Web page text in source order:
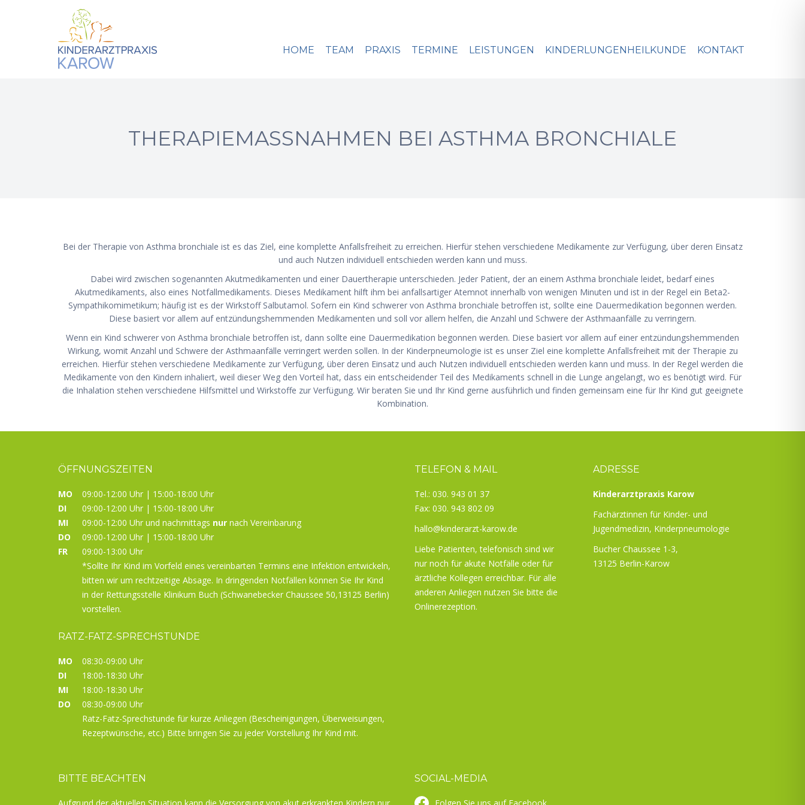
HOME TEAM PRAXIS TERMINE LEISTUNGEN KINDERLUNGENHEILKUNDE KONTAKT
THERAPIEMASSNAHMEN BEI ASTHMA BRONCHIALE
Bei der Therapie von Asthma bronchiale ist es das Ziel, eine komplette Anfallsfreiheit zu erreichen. Hierfür stehen verschiedene Medikamente zur Verfügung, über deren Einsatz
und auch Nutzen individuell entschieden werden kann und muss.
Dabei wird zwischen sogenannten Akutmedikamenten und einer Dauertherapie unterschieden. Jeder Patient, der an einem Asthma bronchiale leidet, bedarf eines
Akutmedikaments, also eines Notfallmedikaments. Dieses Medikament hilft ihm bei anfallsartiger Atemnot innerhalb von wenigen Minuten und ist in der Regel ein Beta2-
Sympathikomimetikum; häufig ist es der Wirkstoff Salbutamol. Sofern ein Kind schwerer von Asthma bronchiale betroffen ist, sollte eine Dauermedikation begonnen werden.
Diese basiert vor allem auf entzündungshemmenden Medikamenten und soll vor allem helfen, die Anzahl und Schwere der Asthmaanfälle zu verringern.
Wenn ein Kind schwerer von Asthma bronchiale betroffen ist, dann sollte eine Dauermedikation begonnen werden. Diese basiert vor allem auf einer entzündungshemmenden
Wirkung, womit Anzahl und Schwere der Asthmaanfälle verringert werden sollen. In der Kinderpneumologie ist es unser Ziel eine komplette Anfallsfreiheit mit der Therapie zu
erreichen. Hierfür stehen verschiedene Medikamente zur Verfügung, über deren Einsatz und auch Nutzen individuell entschieden werden kann und muss. In der Regel werden die
Medikamente von den Kindern inhaliert, weil dieser Weg den Vorteil hat, dass ein entscheidender Teil des Medikaments schnell in die Lunge angelangt, wo es benötigt wird. Für
die Inhalation stehen verschiedene Hilfsmittel und Wirkstoffe zur Verfügung. Wir beraten Sie und Ihr Kind gerne ausführlich und finden gemeinsam eine für Ihr Kind gut geeignete
Kombination.
ÖFFNUNGSZEITEN
MO
09:00-12:00 Uhr | 15:00-18:00 Uhr
DI
09:00-12:00 Uhr | 15:00-18:00 Uhr
MI
09:00-12:00 Uhr und nachmittags nur nach Vereinbarung
DO
09:00-12:00 Uhr | 15:00-18:00 Uhr
FR
09:00-13:00 Uhr
*Sollte Ihr Kind im Vorfeld eines vereinbarten Termins eine Infektion entwickeln,
bitten wir um rechtzeitige Absage. In dringenden Notfällen können Sie Ihr Kind
in der Rettungsstelle Klinikum Buch (Schwanebecker Chaussee 50,13125 Berlin)
vorstellen.
RATZ-FATZ-SPRECHSTUNDE
MO
08:30-09:00 Uhr
DI
18:00-18:30 Uhr
MI
18:00-18:30 Uhr
DO
08:30-09:00 Uhr
Ratz-Fatz-Sprechstunde für kurze Anliegen (Bescheinigungen, Überweisungen,
Rezeptwünsche, etc.) Bitte bringen Sie zu jeder Vorstellung Ihr Kind mit.
TELEFON & MAIL
Tel.: 030. 943 01 37
Fax: 030. 943 802 09
hallo@kinderarzt-karow.de
Liebe Patienten, telefonisch sind wir
nur noch für akute Notfälle oder für
ärztliche Kollegen erreichbar. Für alle
anderen Anliegen nutzen Sie bitte die
Onlinerezeption.
ADRESSE
Kinderarztpraxis Karow
Fachärztinnen für Kinder- und
Jugendmedizin, Kinderpneumologie
Bucher Chaussee 1-3,
13125 Berlin-Karow
BITTE BEACHTEN SOCIAL-MEDIA